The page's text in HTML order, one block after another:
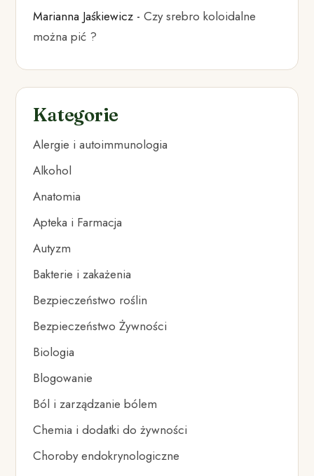
Marianna Jaśkiewicz -Czy srebro koloidalne
można pić ?
Kategorie
Alergie i autoimmunologia
Alkohol
Anatomia
Apteka i Farmacja
Autyzm
Bakterie i zakażenia
Bezpieczeństwo roślin
Bezpieczeństwo Żywności
Biologia
Blogowanie
Ból i zarządzanie bólem
Chemia i dodatki do żywności
Choroby endokrynologiczne